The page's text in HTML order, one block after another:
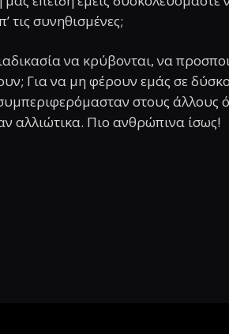
τις συνηθισμένες;
να κρύβονται, να
Για να μη φέρουν εμάς σε
στους
αλλιώτικα. Πιο ανθρώπινα ίσως!